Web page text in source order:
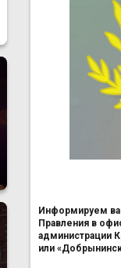
Информируем
Правления в
администрации
или